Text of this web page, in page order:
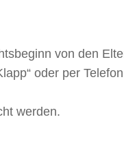
von den
oder per Telefon
werden.